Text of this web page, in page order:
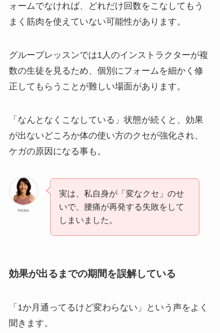
ォームでなければ、どれだけ回数をこなしてもう
まく筋肉を使えていない可能性があります。
グループレッスンでは1人のインストラクターが複
数の生徒を見るため、個別にフォームを細かく修
正してもらうことが難しい場面があります。
「なんとなくこなしている」状態が続くと、効果
が出ないどころか体の使い方のクセが強化され、
ケガの原因になる事も。
nosu
実は、私自身が「変なクセ」のせ
いで、腰痛が再発する失敗をして
しまいました。
効果が出るまでの期間を誤解している
「1か月通ってるけど変わらない」という声をよく
聞きます。